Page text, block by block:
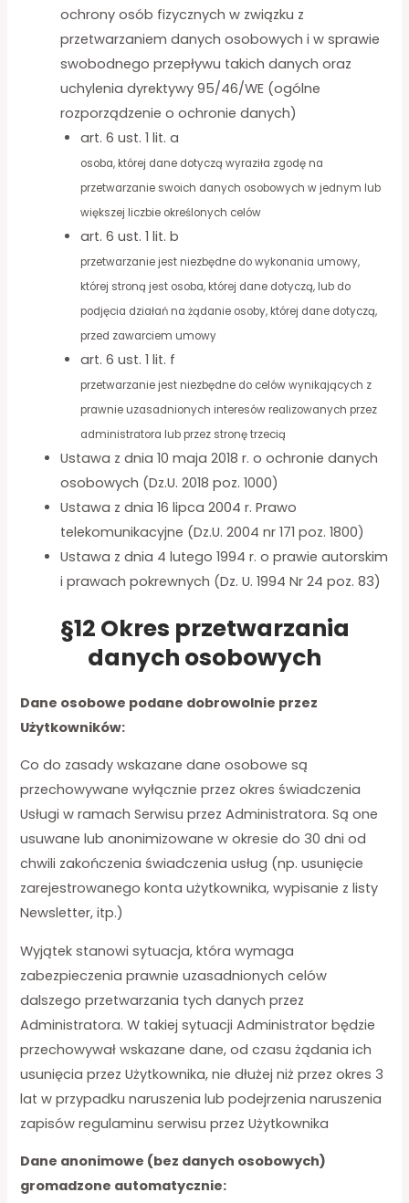
ochrony osób fizycznych w związku z
przetwarzaniem danych osobowych i w sprawie
swobodnego przepływu takich danych oraz
uchylenia dyrektywy 95/46/WE (ogólne
rozporządzenie o ochronie danych)
art. 6 ust. 1 lit. a
osoba, której dane dotyczą wyraziła zgodę na
przetwarzanie swoich danych osobowych w jednym lub
większej liczbie określonych celów
art. 6 ust. 1 lit. b
przetwarzanie jest niezbędne do wykonania umowy,
której stroną jest osoba, której dane dotyczą, lub do
podjęcia działań na żądanie osoby, której dane dotyczą,
przed zawarciem umowy
art. 6 ust. 1 lit. f
przetwarzanie jest niezbędne do celów wynikających z
prawnie uzasadnionych interesów realizowanych przez
administratora lub przez stronę trzecią
Ustawa z dnia 10 maja 2018 r. o ochronie danych
osobowych (Dz.U. 2018 poz. 1000)
Ustawa z dnia 16 lipca 2004 r. Prawo
telekomunikacyjne (Dz.U. 2004 nr 171 poz. 1800)
Ustawa z dnia 4 lutego 1994 r. o prawie autorskim
i prawach pokrewnych (Dz. U. 1994 Nr 24 poz. 83)
§12 Okres przetwarzania
danych osobowych
Dane osobowe podane dobrowolnie przez
Użytkowników:
Co do zasady wskazane dane osobowe są
przechowywane wyłącznie przez okres świadczenia
Usługi w ramach Serwisu przez Administratora. Są one
usuwane lub anonimizowane w okresie do 30 dni od
chwili zakończenia świadczenia usług (np. usunięcie
zarejestrowanego konta użytkownika, wypisanie z listy
Newsletter, itp.)
Wyjątek stanowi sytuacja, która wymaga
zabezpieczenia prawnie uzasadnionych celów
dalszego przetwarzania tych danych przez
Administratora. W takiej sytuacji Administrator będzie
przechowywał wskazane dane, od czasu żądania ich
usunięcia przez Użytkownika, nie dłużej niż przez okres 3
lat w przypadku naruszenia lub podejrzenia naruszenia
zapisów regulaminu serwisu przez Użytkownika
Dane anonimowe (bez danych osobowych)
gromadzone automatycznie: